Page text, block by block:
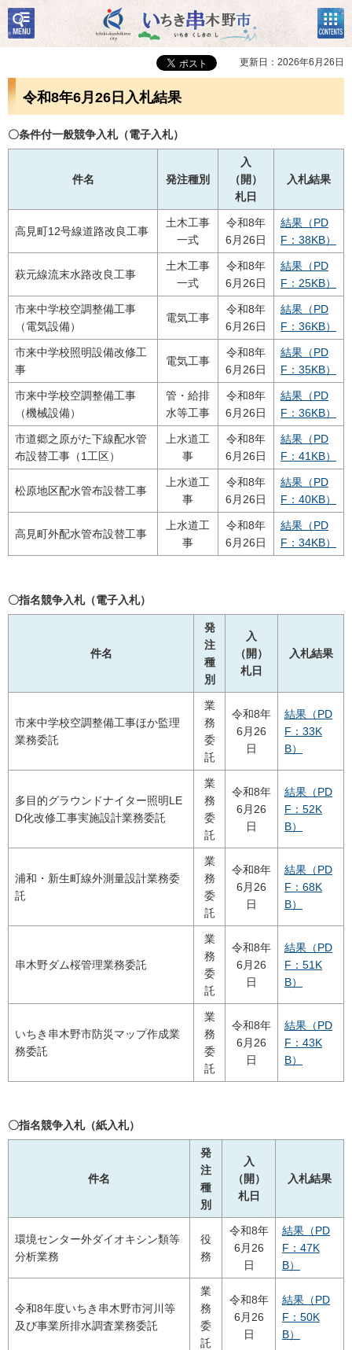
いちき串木野市
検
索・
共通
コン
テン
ツメ
ニュ
更新日：2026年6月26日
令和8年6月26日入札結果
〇条件付一般競争入札（電子入札）
件名 発注種別
入
（開）
札日
入札結果
高見町12号線道路改良工事
土木工事
一式
令和8年
6月26日
結果（PD
F：38KB）
萩元線流末水路改良工事
土木工事
一式
令和8年
6月26日
結果（PD
F：25KB）
市来中学校空調整備工事
（電気設備）
電気工事
令和8年
6月26日
結果（PD
F：36KB）
市来中学校照明設備改修工
事
電気工事
令和8年
6月26日
結果（PD
F：35KB）
市来中学校空調整備工事
（機械設備）
管・給排
水等工事
令和8年
6月26日
結果（PD
F：36KB）
市道郷之原がた下線配水管
布設替工事（1工区）
上水道工
事
令和8年
6月26日
結果（PD
F：41KB）
松原地区配水管布設替工事
上水道工
事
令和8年
6月26日
結果（PD
F：40KB）
高見町外配水管布設替工事
上水道工
事
令和8年
6月26日
結果（PD
F：34KB）
〇指名競争入札（電子入札）
件名
発
注
種
別
入
（開）
札日
入札結果
市来中学校空調整備工事ほか監理
業務委託
業
務
委
託
令和8年
6月26
日
結果（PD
F：33K
B）
多目的グラウンドナイター照明LE
D化改修工事実施設計業務委託
業
務
委
託
令和8年
6月26
日
結果（PD
F：52K
B）
浦和・新生町線外測量設計業務委
託
業
務
委
託
令和8年
6月26
日
結果（PD
F：68K
B）
串木野ダム桜管理業務委託
業
務
委
託
令和8年
6月26
日
結果（PD
F：51K
B）
いちき串木野市防災マップ作成業
務委託
業
務
委
託
令和8年
6月26
日
結果（PD
F：43K
B）
〇指名競争入札（紙入札）
件名
発
注
種
別
入
（開）
札日
入札結果
環境センター外ダイオキシン類等
分析業務
役
務
令和8年
6月26
日
結果（PD
F：47K
B）
令和8年度いちき串木野市河川等
及び事業所排水調査業務委託
業
務
委
託
令和8年
6月26
日
結果（PD
F：50K
B）